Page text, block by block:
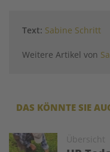
Text: Sabine Schritt
Weitere Artikel von
DAS KÖNNTE SIE
Übersicht
Image